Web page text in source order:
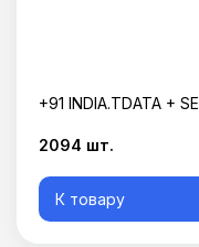
+91 INDIA.TDATA +
2094 шт.
К товару